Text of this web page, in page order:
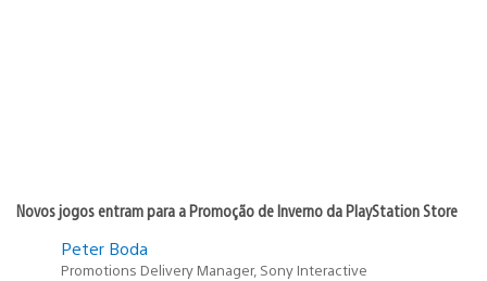
Novos jogos entram para a Promoção de Inverno da PlayStation Store
Peter Boda
Promotions Delivery Manager, Sony Interactive